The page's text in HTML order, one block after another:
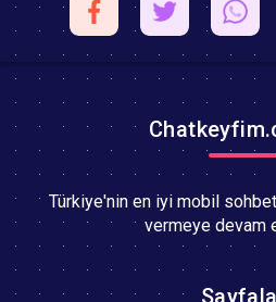
Türkiye'nin en iyi mobil
vermeye devam